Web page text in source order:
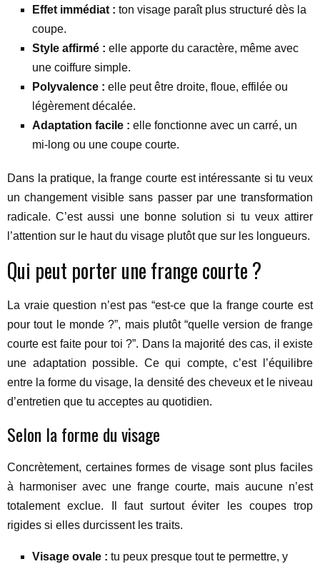
Effet immédiat : ton visage paraît plus structuré dès la
coupe.
Style affirmé : elle apporte du caractère, même avec
une coiffure simple.
Polyvalence : elle peut être droite, floue, effilée ou
légèrement décalée.
Adaptation facile : elle fonctionne avec un carré, un
mi-long ou une coupe courte.
Dans la pratique, la frange courte est intéressante si tu veux
un changement visible sans passer par une transformation
radicale. C’est aussi une bonne solution si tu veux attirer
l’attention sur le haut du visage plutôt que sur les longueurs.
Qui peut porter une frange courte ?
La vraie question n’est pas “est-ce que la frange courte est
pour tout le monde ?”, mais plutôt “quelle version de frange
courte est faite pour toi ?”. Dans la majorité des cas, il existe
une adaptation possible. Ce qui compte, c’est l’équilibre
entre la forme du visage, la densité des cheveux et le niveau
d’entretien que tu acceptes au quotidien.
Selon la forme du visage
Concrètement, certaines formes de visage sont plus faciles
à harmoniser avec une frange courte, mais aucune n’est
totalement exclue. Il faut surtout éviter les coupes trop
rigides si elles durcissent les traits.
Visage ovale : tu peux presque tout te permettre, y